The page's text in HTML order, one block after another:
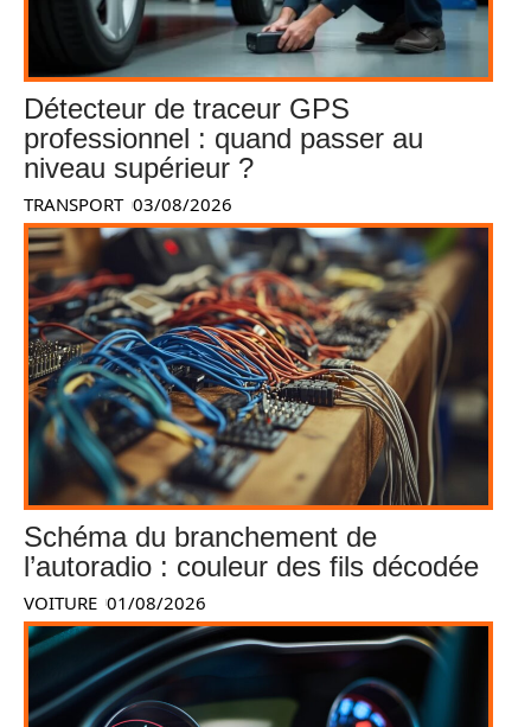
Détecteur de traceur GPS
professionnel : quand passer au
niveau supérieur ?
TRANSPORT 03/08/2026
Schéma du branchement de
l’autoradio : couleur des fils décodée
VOITURE 01/08/2026